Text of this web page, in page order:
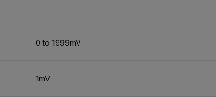
0 to 1999mV
1mV